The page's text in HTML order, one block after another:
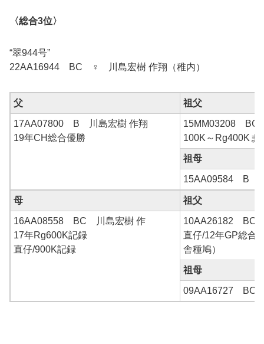
〈総合3位〉
“翠944号”
22AA16944 BC ♀ 川島宏樹 作翔（稚内）
父 祖父
17AA07800 B 川島宏樹 作翔
19年CH総合優勝
15MM03208
100K～Rg400Kま
祖母
15AA09584 B
母 祖父
16AA08558 BC 川島宏樹 作
17年Rg600K記録
直仔/900K記録
10AA26182 BC
直仔/12年GP総合
舎種鳩）
祖母
09AA16727 BC